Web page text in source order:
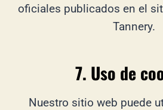
oficiales publicados en el
Tannery.
7. Uso de
Nuestro sitio web puede